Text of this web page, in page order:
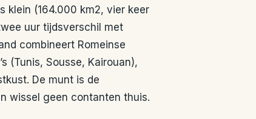
klein (164.000 km2, vier keer
uur tijdsverschil met
combineert Romeinse
(Tunis, Sousse, Kairouan),
De munt is de
wissel geen contanten thuis.